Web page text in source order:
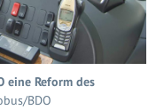
eine Reform des
BDO